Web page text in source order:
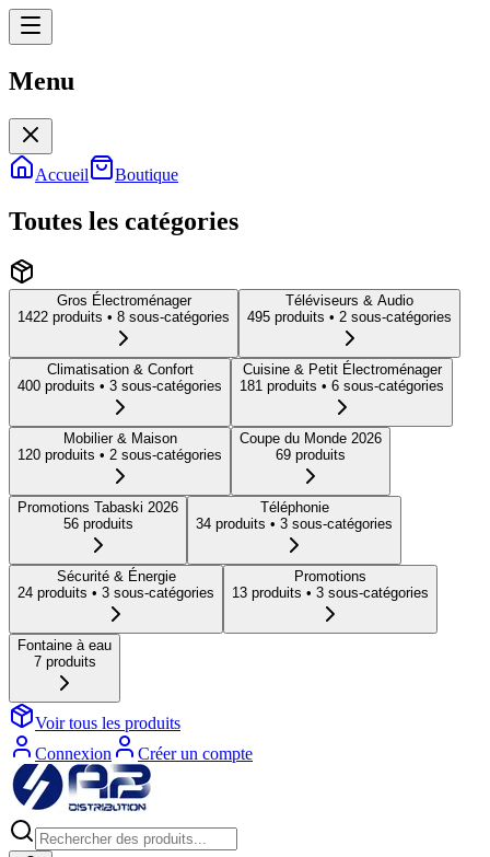
Menu
Accueil Boutique
Toutes les catégories
Gros Électroménager
1422 produits • 8 sous-catégories
Téléviseurs & Audio
495 produits • 2 sous-catégories
Climatisation & Confort
400 produits • 3 sous-catégories
Cuisine & Petit Électroménager
181 produits • 6 sous-catégories
Mobilier & Maison
120 produits • 2 sous-catégories
Coupe du Monde 2026
69 produits
Promotions Tabaski 2026
56produits
Téléphonie
34 produits • 3 sous-catégories
Sécurité & Énergie
24 produits • 3 sous-catégories
Promotions
13 produits • 3 sous-catégories
Fontaine à eau
7produits
Voir tous les produits
Connexion
Créer un compte